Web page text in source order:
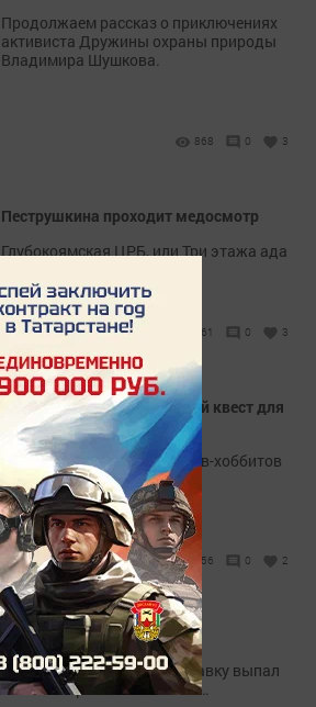
Продолжаем рассказ о приключениях
активиста Дружины охраны природы
Владимира Шушкова.
868 0 3
Пеструшкина проходит медосмотр
Глубокоямская ЦРБ, или Три этажа ада
661 0 3
Магия «К…» или Нежданный квест для
всей семьи
Приключения провинциалов-хоббитов
в столице республики
956 0 2
Заноза и Тропа в Будущее
На успевшую пробиться травку выпал
свежий апрельский снежок…